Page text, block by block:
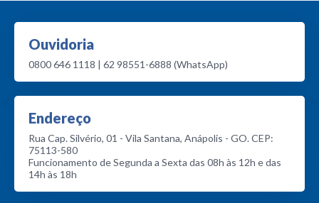
Ouvidoria
0800 646 1118 | 62 98551-6888 (WhatsApp)
Endereço
Rua Cap. Silvério, 01 - Vila Santana, Anápolis - GO. CEP:
75113-580
Funcionamento de Segunda a Sexta das 08h às 12h e das
14h às 18h